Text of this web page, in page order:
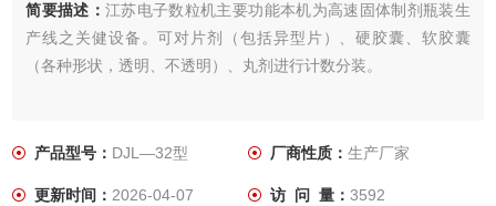
简要描述： 江苏电子数粒机主要功能本机为高速固体制剂瓶装生
产线之关健设备。可对片剂（包括异型片）、硬胶囊、软胶囊
（各种形状，透明、不透明）、丸剂进行计数分装。
产品型号： DJL—32型 厂商性质： 生产厂家
更新时间：2026-04-07 访 问 量： 3592